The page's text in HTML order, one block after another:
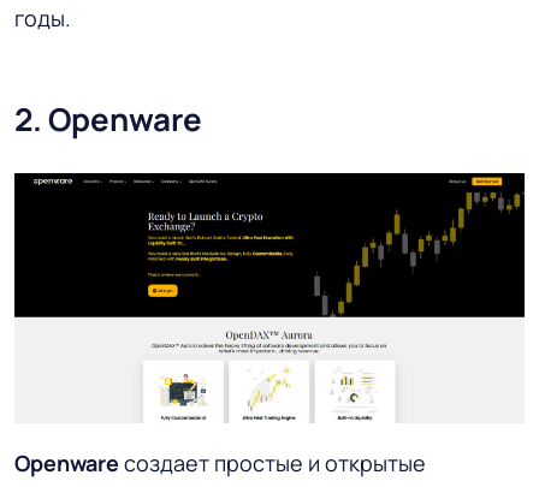
годы.
2. Openware
Openware создает простые и открытые